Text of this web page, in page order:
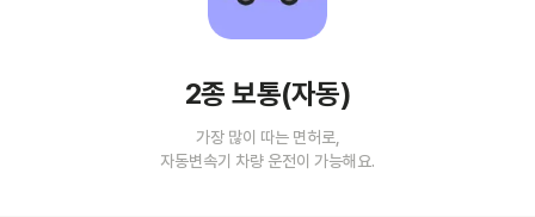
2종 보통(자동)
가장 많이 따는 면허로,
자동변속기 차량 운전이 가능해요.